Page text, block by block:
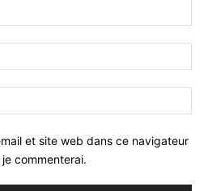
et site web dans ce navigateur
commenterai.